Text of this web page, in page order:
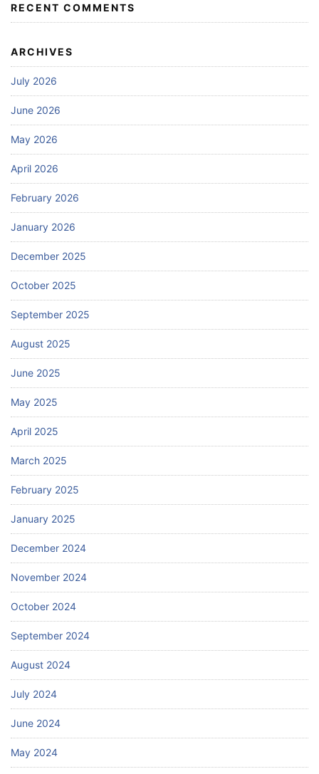
RECENT COMMENTS
ARCHIVES
July 2026
June 2026
May 2026
April 2026
February 2026
January 2026
December 2025
October 2025
September 2025
August 2025
June 2025
May 2025
April 2025
March 2025
February 2025
January 2025
December 2024
November 2024
October 2024
September 2024
August 2024
July 2024
June 2024
May 2024